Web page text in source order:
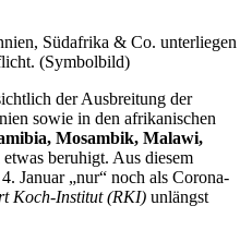
Südafrika & Co.
(Symbolbild)
der Ausbreitung der
sowie in den afrikanischen
Mosambik, Malawi,
etwas beruhigt. Aus diesem
Januar „nur“ noch als Corona-
Koch-Institut (RKI) unlängst